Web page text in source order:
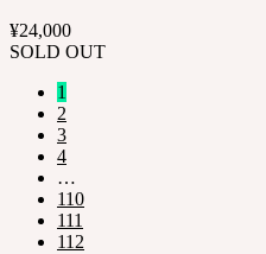
¥24,000
SOLD OUT
1
2
3
4
…
110
111
112